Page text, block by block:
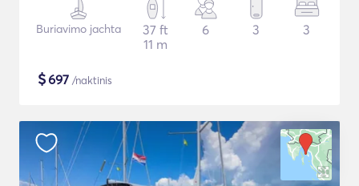
Buriavimo jachta
37 ft
11 m
6 3 3
$697 /naktinis